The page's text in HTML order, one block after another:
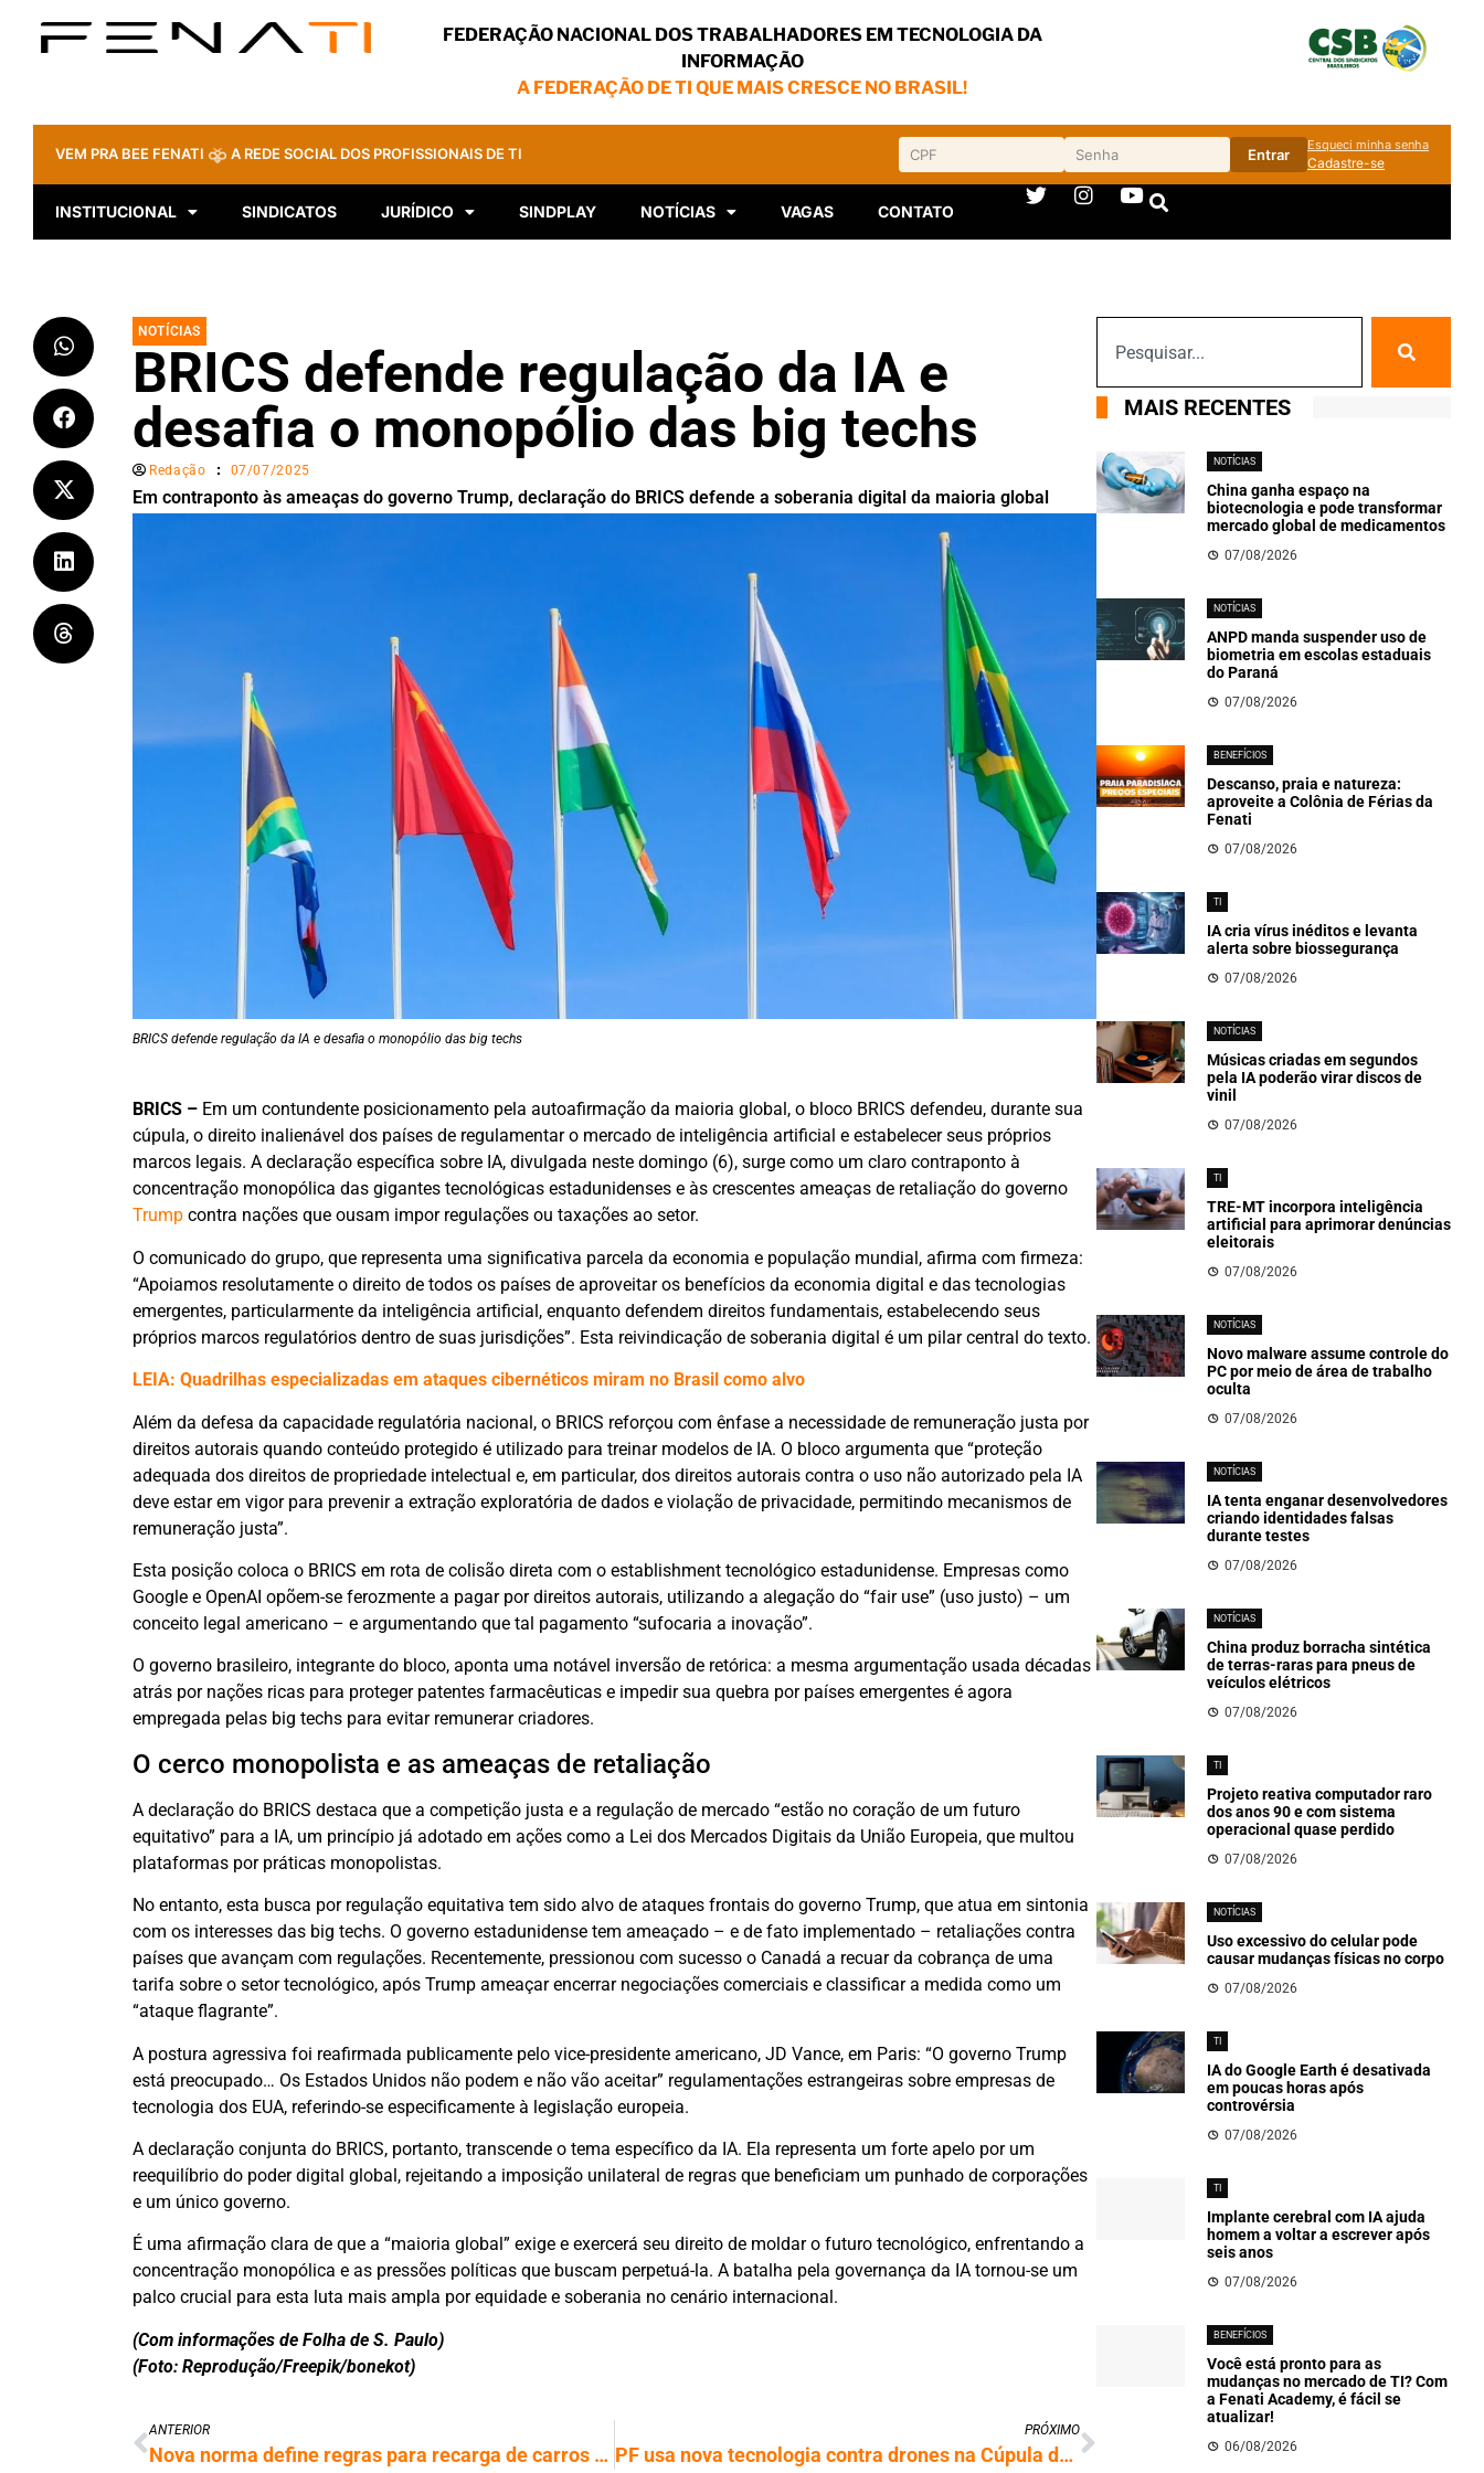
FEDERAÇÃO NACIONAL DOS TRABALHADORES EM TECNOLOGIA DA
INFORMAÇÃO
A FEDERAÇÃO DE TI QUE MAIS CRESCE NO BRASIL!
VEM PRA BEE FENATI A REDE SOCIAL DOS PROFISSIONAIS DE TI Entrar
Esqueci minha senha
Cadastre-se
INSTITUCIONAL SINDICATOS JURÍDICO SINDPLAY NOTÍCIAS VAGAS CONTATO
NOTÍCIAS
BRICS defende regulação da IA e
desafia o monopólio das big techs
Redação 07/07/2025
Em contraponto às ameaças do governo Trump, declaração do BRICS defende a soberania digital da maioria global
BRICS defende regulação da IA e desafia o monopólio das big techs
BRICS –Em um contundente posicionamento pela autoafirmação da maioria global, o bloco BRICS defendeu, durante sua
cúpula, o direito inalienável dos países de regulamentar o mercado de inteligência artificial e estabelecer seus próprios
marcos legais. A declaração específica sobre IA, divulgada neste domingo (6), surge como um claro contraponto à
concentração monopólica das gigantes tecnológicas estadunidenses e às crescentes ameaças de retaliação do governo
Trumpcontra nações que ousam impor regulações ou taxações ao setor.
O comunicado do grupo, que representa uma significativa parcela da economia e população mundial, afirma com firmeza:
“Apoiamos resolutamente o direito de todos os países de aproveitar os benefícios da economia digital e das tecnologias
emergentes, particularmente da inteligência artificial, enquanto defendem direitos fundamentais, estabelecendo seus
próprios marcos regulatórios dentro de suas jurisdições”. Esta reivindicação de soberania digital é um pilar central do texto.
LEIA: Quadrilhas especializadas em ataques cibernéticos miram no Brasil como alvo
Além da defesa da capacidade regulatória nacional, o BRICS reforçou com ênfase a necessidade de remuneração justa por
direitos autorais quando conteúdo protegido é utilizado para treinar modelos de IA. O bloco argumenta que “proteção
adequada dos direitos de propriedade intelectual e, em particular, dos direitos autorais contra o uso não autorizado pela IA
deve estar em vigor para prevenir a extração exploratória de dados e violação de privacidade, permitindo mecanismos de
remuneração justa”.
Esta posição coloca o BRICS em rota de colisão direta com o establishment tecnológico estadunidense. Empresas como
Google e OpenAI opõem-se ferozmente a pagar por direitos autorais, utilizando a alegação do “fair use” (uso justo) – um
conceito legal americano – e argumentando que tal pagamento “sufocaria a inovação”.
O governo brasileiro, integrante do bloco, aponta uma notável inversão de retórica: a mesma argumentação usada décadas
atrás por nações ricas para proteger patentes farmacêuticas e impedir sua quebra por países emergentes é agora
empregada pelas big techs para evitar remunerar criadores.
O cerco monopolista e as ameaças de retaliação
A declaração do BRICS destaca que a competição justa e a regulação de mercado “estão no coração de um futuro
equitativo” para a IA, um princípio já adotado em ações como a Lei dos Mercados Digitais da União Europeia, que multou
plataformas por práticas monopolistas.
No entanto, esta busca por regulação equitativa tem sido alvo de ataques frontais do governo Trump, que atua em sintonia
com os interesses das big techs. O governo estadunidense tem ameaçado – e de fato implementado – retaliações contra
países que avançam com regulações. Recentemente, pressionou com sucesso o Canadá a recuar da cobrança de uma
tarifa sobre o setor tecnológico, após Trump ameaçar encerrar negociações comerciais e classificar a medida como um
“ataque flagrante”.
A postura agressiva foi reafirmada publicamente pelo vice-presidente americano, JD Vance, em Paris: “O governo Trump
está preocupado… Os Estados Unidos não podem e não vão aceitar” regulamentações estrangeiras sobre empresas de
tecnologia dos EUA, referindo-se especificamente à legislação europeia.
A declaração conjunta do BRICS, portanto, transcende o tema específico da IA. Ela representa um forte apelo por um
reequilíbrio do poder digital global, rejeitando a imposição unilateral de regras que beneficiam um punhado de corporações
e um único governo.
É uma afirmação clara de que a “maioria global” exige e exercerá seu direito de moldar o futuro tecnológico, enfrentando a
concentração monopólica e as pressões políticas que buscam perpetuá-la. A batalha pela governança da IA tornou-se um
palco crucial para esta luta mais ampla por equidade e soberania no cenário internacional.
(Com informações de Folha de S. Paulo)
(Foto: Reprodução/Freepik/bonekot)
ANTERIOR
Nova norma define regras para recarga de carros elétricos em condomínios
PRÓXIMO
PF usa nova tecnologia contra drones na Cúpula do BRICS
MAIS RECENTES
NOTÍCIAS
China ganha espaço na
biotecnologia e pode transformar
mercado global de medicamentos
07/08/2026
NOTÍCIAS
ANPD manda suspender uso de
biometria em escolas estaduais
do Paraná
07/08/2026
BENEFÍCIOS
Descanso, praia e natureza:
aproveite a Colônia de Férias da
Fenati
07/08/2026
TI
IA cria vírus inéditos e levanta
alerta sobre biossegurança
07/08/2026
NOTÍCIAS
Músicas criadas em segundos
pela IA poderão virar discos de
vinil
07/08/2026
TI
TRE-MT incorpora inteligência
artificial para aprimorar denúncias
eleitorais
07/08/2026
NOTÍCIAS
Novo malware assume controle do
PC por meio de área de trabalho
oculta
07/08/2026
NOTÍCIAS
IA tenta enganar desenvolvedores
criando identidades falsas
durante testes
07/08/2026
NOTÍCIAS
China produz borracha sintética
de terras-raras para pneus de
veículos elétricos
07/08/2026
TI
Projeto reativa computador raro
dos anos 90 e com sistema
operacional quase perdido
07/08/2026
NOTÍCIAS
Uso excessivo do celular pode
causar mudanças físicas no corpo
07/08/2026
TI
IA do Google Earth é desativada
em poucas horas após
controvérsia
07/08/2026
TI
Implante cerebral com IA ajuda
homem a voltar a escrever após
seis anos
07/08/2026
BENEFÍCIOS
Você está pronto para as
mudanças no mercado de TI? Com
a Fenati Academy, é fácil se
atualizar!
06/08/2026